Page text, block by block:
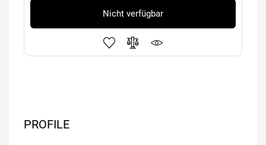
Nicht verfügbar
PROFILE